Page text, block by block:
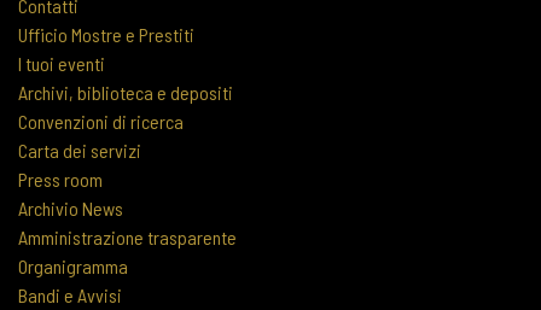
Contatti
Ufficio Mostre e Prestiti
I tuoi eventi
Archivi, biblioteca e depositi
Convenzioni di ricerca
Carta dei servizi
Press room
Archivio News
Amministrazione trasparente
Organigramma
Bandi e Avvisi